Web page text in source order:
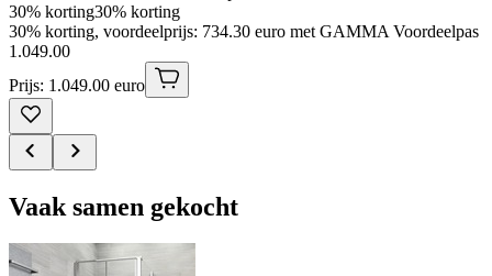
30% korting30% korting
30% korting, voordeelprijs: 734.30 euro met GAMMA Voordeelpas
1 .049.00
Prijs: 1.049.00 euro
Vaak samen gekocht